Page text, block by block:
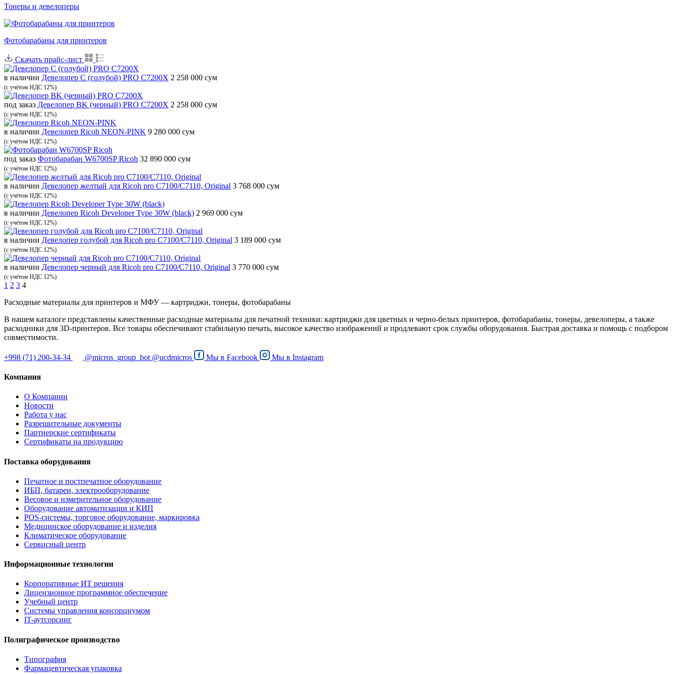
Тонеры и девелоперы
Фотобарабаны для принтеров
Скачать прайс-лист
в наличии Девелопер C (голубой) PRO C7200X 2 258 000 сум
(с учётом НДС 12%)
под заказ Девелопер BK (черный) PRO C7200X 2 258 000 сум
(с учётом НДС 12%)
в наличии Девелопер Ricoh NEON-PINK 9 280 000 сум
(с учётом НДС 12%)
под заказ Фотобарабан W6700SP Ricoh 32 890 000 сум
(с учётом НДС 12%)
в наличии Девелопер желтый для Ricoh pro C7100/C7110, Original 3 768 000 сум
(с учётом НДС 12%)
в наличии Девелопер Ricoh Developer Type 30W (black) 2 969 000 сум
(с учётом НДС 12%)
в наличии Девелопер голубой для Ricoh pro C7100/C7110, Original 3 189 000 сум
(с учётом НДС 12%)
в наличии Девелопер черный для Ricoh pro C7100/C7110, Original 3 770 000 сум
(с учётом НДС 12%)
1 2 3 4
Расходные материалы для принтеров и МФУ — картриджи, тонеры, фотобарабаны
В нашем каталоге представлены качественные расходные материалы для печатной техники: картриджи для цветных и черно-белых принтеров, фотобарабаны, тонеры, девелоперы, а также
расходники для 3D-принтеров. Все товары обеспечивают стабильную печать, высокое качество изображений и продлевают срок службы оборудования. Быстрая доставка и помощь с подбором
совместимости.
+998 (71) 200-34-34 @micros_group_bot @ucdmicros Мы в Facebook Мы в Instagram
Компания
О Компании
Новости
Работа у нас
Разрешительные документы
Партнерские сертификаты
Сертификаты на продукцию
Поставка оборудования
Печатное и постпечатное оборудование
ИБП, батареи, электрооборудование
Весовое и измерительное оборудование
Оборудование автоматизации и КИП
POS-системы, торговое оборудование, маркировка
Медицинское оборудование и изделия
Климатическое оборудование
Сервисный центр
Информационные технологии
Корпоративные ИТ решения
Лицензионное программное обеспечение
Учебный центр
Системы управления консорциумом
IT-аутсорсинг
Полиграфическое производство
Типография
Фармацевтическая упаковка